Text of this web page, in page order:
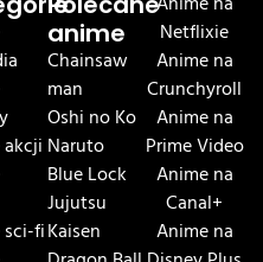
fi
anime
Chainsaw
man
Oshi no Ko
Naruto
Blue Lock
Jujutsu
Kaisen
Netflixie
Anime na
Crunchyroll
Anime na
Prime Video
Anime na
Canal+
Anime na